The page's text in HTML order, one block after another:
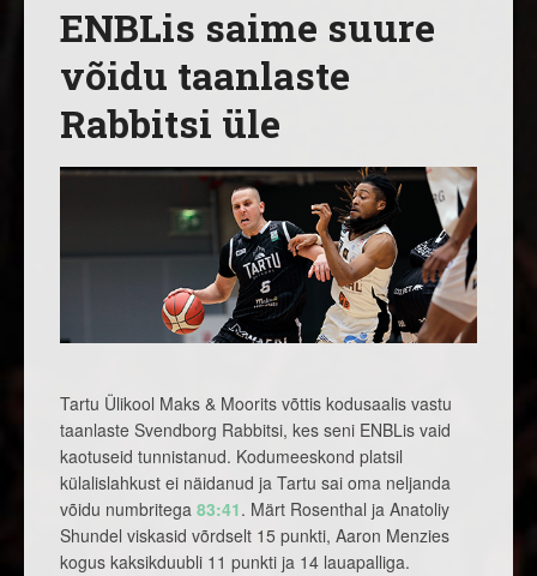
ENBLis saime suure
võidu taanlaste
Rabbitsi üle
Tartu Ülikool Maks & Moorits võttis kodusaalis vastu
taanlaste Svendborg Rabbitsi, kes seni ENBLis vaid
kaotuseid tunnistanud. Kodumeeskond platsil
külalislahkust ei näidanud ja Tartu sai oma neljanda
võidu numbritega 83:41. Märt Rosenthal ja Anatoliy
Shundel viskasid võrdselt 15 punkti, Aaron Menzies
kogus kaksikduubli 11 punkti ja 14 lauapalliga.